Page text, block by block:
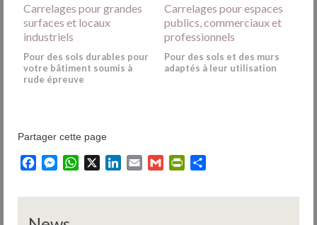
Carrelages pour grandes
surfaces et locaux
industriels
Pour des sols durables pour
votre bâtiment soumis à
rude épreuve
Carrelages pour espaces
publics, commerciaux et
professionnels
Pour des sols et des murs
adaptés à leur utilisation
Partager cette page
FacebookMessenger
WhatsAppLinkedIn
Email Gmail PrintFriendly